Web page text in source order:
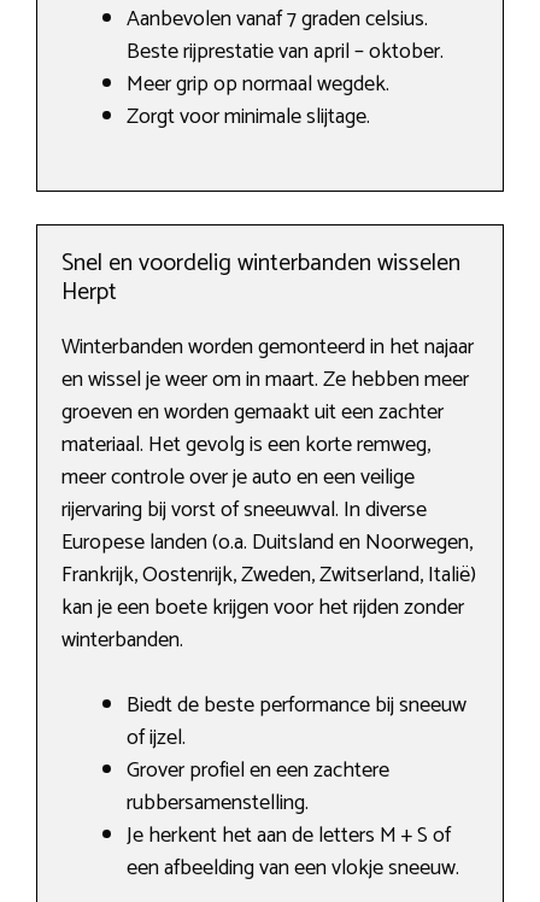
Aanbevolen vanaf 7 graden celsius.
Beste rijprestatie van april – oktober.
Meer grip op normaal wegdek.
Zorgt voor minimale slijtage.
Snel en voordelig winterbanden wisselen
Herpt
Winterbanden worden gemonteerd in het najaar
en wissel je weer om in maart. Ze hebben meer
groeven en worden gemaakt uit een zachter
materiaal. Het gevolg is een korte remweg,
meer controle over je auto en een veilige
rijervaring bij vorst of sneeuwval. In diverse
Europese landen (o.a. Duitsland en Noorwegen,
Frankrijk, Oostenrijk, Zweden, Zwitserland, Italië)
kan je een boete krijgen voor het rijden zonder
winterbanden.
Biedt de beste performance bij sneeuw
of ijzel.
Grover profiel en een zachtere
rubbersamenstelling.
Je herkent het aan de letters M + S of
een afbeelding van een vlokje sneeuw.